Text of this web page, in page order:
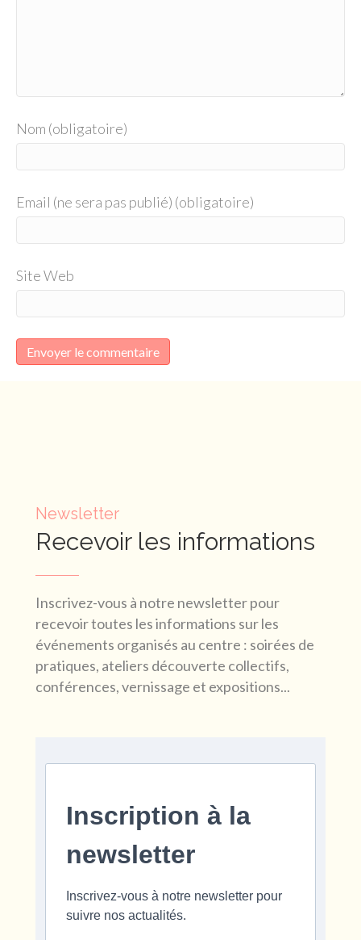
Nom (obligatoire)
Email (ne sera pas publié) (obligatoire)
Site Web
Newsletter
Recevoir les informations
Inscrivez-vous à notre newsletter pour
recevoir toutes les informations sur les
événements organisés au centre : soirées de
pratiques, ateliers découverte collectifs,
conférences, vernissage et expositions...
Inscription à la
newsletter
Inscrivez-vous à notre newsletter pour
suivre nos actualités.